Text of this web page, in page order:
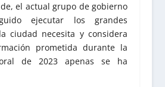
el actual grupo de gobierno
ejecutar los grandes
ciudad necesita y considera
prometida durante la
de 2023 apenas se ha